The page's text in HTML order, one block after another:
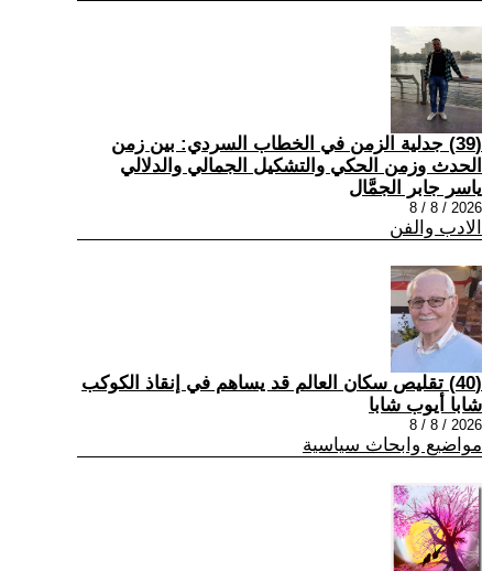
(39) جدلية الزمن في الخطاب السردي: بين زمن
الحدث وزمن الحكي والتشكيل الجمالي والدلالي
ياسر جابر الجمَّال
2026 / 8 / 8
الادب والفن
(40) تقليص سكان العالم قد يساهم في إنقاذ الكوكب
شابا أيوب شابا
2026 / 8 / 8
مواضيع وابحاث سياسية